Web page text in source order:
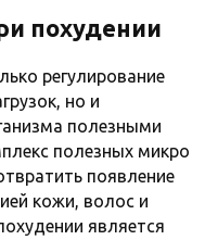
похудении
регулирование
но и
полезными
полезных микро
появление
кожи, волос и
является